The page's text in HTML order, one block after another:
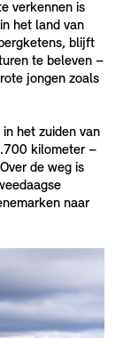
verkennen is
het land van
blijft
te beleven –
jongen zoals
het zuiden van
kilometer –
de weg is
naar